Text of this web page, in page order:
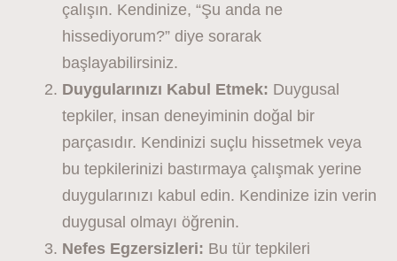
çalışın. Kendinize, “Şu anda ne
hissediyorum?” diye sorarak
başlayabilirsiniz.
Duygularınızı Kabul Etmek: Duygusal
tepkiler, insan deneyiminin doğal bir
parçasıdır. Kendinizi suçlu hissetmek veya
bu tepkilerinizi bastırmaya çalışmak yerine
duygularınızı kabul edin. Kendinize izin verin
duygusal olmayı öğrenin.
Nefes Egzersizleri: Bu tür tepkileri